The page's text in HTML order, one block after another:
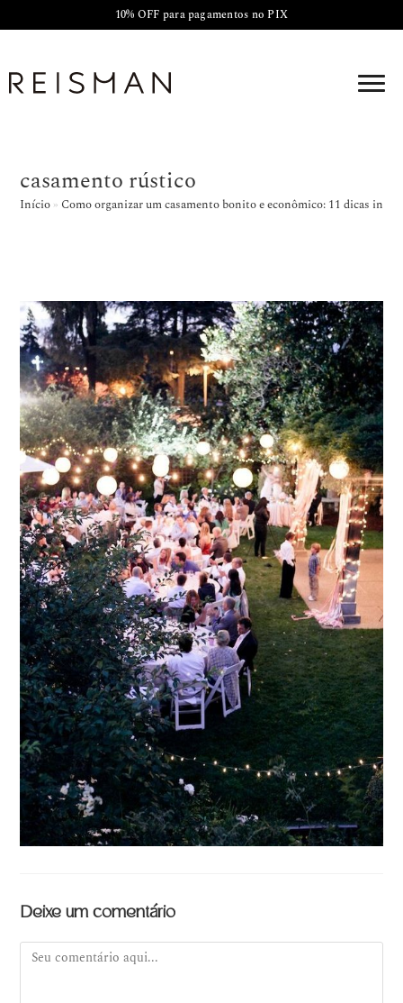
10% OFF para pagamentos no PIX
casamento rústico
Início » Como organizar um casamento bonito e econômico: 11 dicas
Deixe um comentário